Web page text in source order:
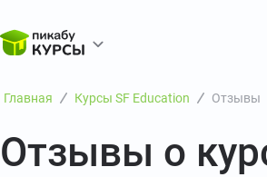
Главная Курсы SF Education Отзывы
Отзывы о